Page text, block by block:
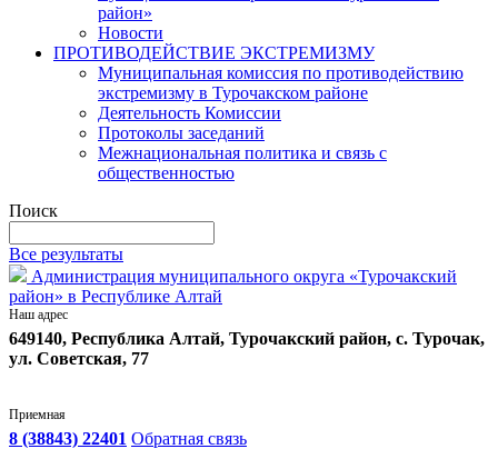
район»
Новости
ПРОТИВОДЕЙСТВИЕ ЭКСТРЕМИЗМУ
Муниципальная комиссия по противодействию
экстремизму в Турочакском районе
Деятельность Комиссии
Протоколы заседаний
Межнациональная политика и связь с
общественностью
Поиск
Все результаты
Администрация муниципального округа «Турочакский
район» в Республике Алтай
Наш адрес
649140, Республика Алтай, Турочакский район, с. Турочак,
ул. Советская, 77
Приемная
8 (38843) 22401 Обратная связь